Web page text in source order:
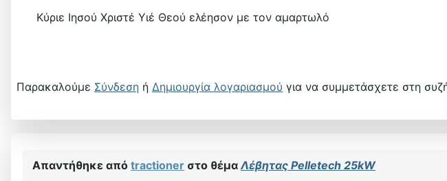
Κύριε Ιησού Χριστέ Υιέ Θεού ελέησον με τον αμαρτωλό
Παρακαλούμε Σύνδεση ή Δημιουργία λογαριασμού για να συμμετάσχετε στη
Απαντήθηκε από tractioner στο θέμαΛέβητας Pelletech 25kW